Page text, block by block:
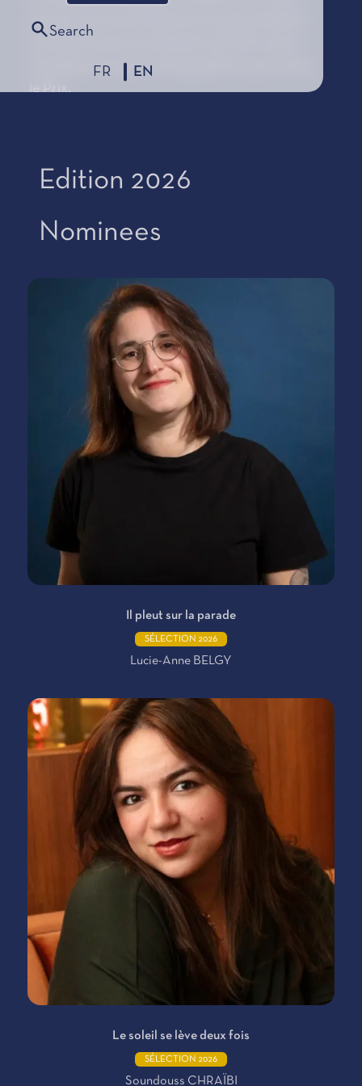
Search
FR EN
session de travail d'automne qui précède la
Fondation au cours de laquelle lui sera remis
le Prix.
Edition 2026
Nominees
Il pleut sur la parade
SÉLECTION 2026
Lucie-Anne BELGY
Le soleil se lève deux fois
SÉLECTION 2026
Soundouss CHRAÏBI